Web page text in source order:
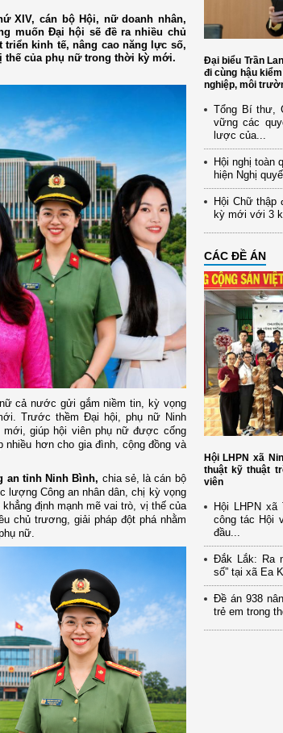
XIV, cán bộ Hội, nữ doanh nhân,
muốn Đại hội sẽ đề ra nhiều chủ
kinh tế, nâng cao năng lực số,
thế của phụ nữ trong thời kỳ mới.
cả nước gửi gắm niềm tin, kỳ vọng
Trước thềm Đại hội, phụ nữ Ninh
giúp hội viên phụ nữ được cống
nhiều hơn cho gia đình, cộng đồng và
an tỉnh Ninh Bình, chia sẻ, là cán bộ
lượng Công an nhân dân, chị kỳ vọng
định mạnh mẽ vai trò, vị thế của
chủ trương, giải pháp đột phá nhằm
nữ.
Đại biểu Trần
đi cùng hậu
nghiệp, môi
Tổng Bí thư,
vững các
lược của...
Hội nghị toàn
hiện Nghị
Hội Chữ thập
kỳ mới với 3
CÁC ĐỀ ÁN
Hội LHPN xã
thuật kỹ thuật
viên
Hội LHPN
công tác Hội
đầu...
Đắk Lắk: Ra
số” tại xã Ea
Đề án 938
trẻ em trong